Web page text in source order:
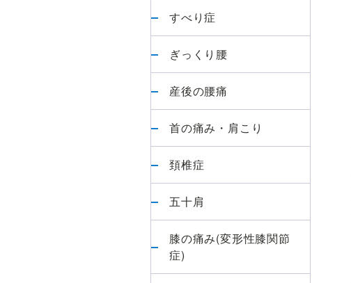
すべり症
ぎっくり腰
産後の腰痛
首の痛み・肩こり
頚椎症
五十肩
膝の痛み(変形性膝関節
症)